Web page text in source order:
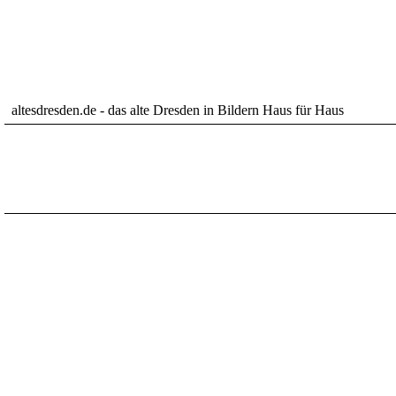
altesdresden.de - das alte Dresden in Bildern Haus für Haus